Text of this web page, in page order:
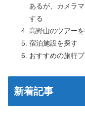
あるが、カメラ
する
高野山のツアー
宿泊施設を探す
おすすめの旅行
新着記事